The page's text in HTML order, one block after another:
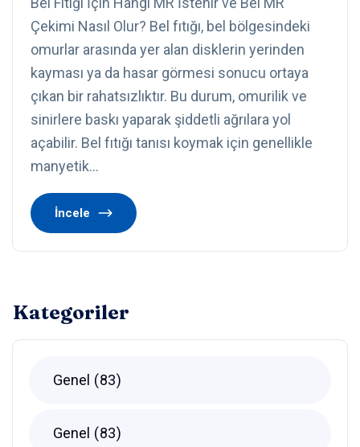
Çekimi Nasıl Olur? Bel fıtığı, bel bölgesindeki
omurlar arasında yer alan disklerin yerinden
kayması ya da hasar görmesi sonucu ortaya
çıkan bir rahatsızlıktır. Bu durum, omurilik ve
sinirlere baskı yaparak şiddetli ağrılara yol
açabilir. Bel fıtığı tanısı koymak için genellikle
manyetik…
İncele
Kategoriler
Genel 83
Genel 83